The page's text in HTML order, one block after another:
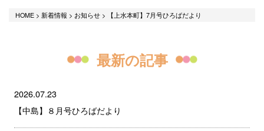
HOME> 新着情報 > お知らせ> 【上水本町】7月号ひろばだより
最新の記事
2026.07.23
【中島】８月号ひろばだより